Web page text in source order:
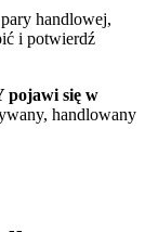
handlowej,
i potwierdź
się w
handlowany